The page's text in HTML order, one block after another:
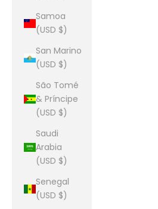
Samoa
(USD $)
San Marino
(USD $)
São Tomé
& Príncipe
(USD $)
Saudi
Arabia
(USD $)
Senegal
(USD $)